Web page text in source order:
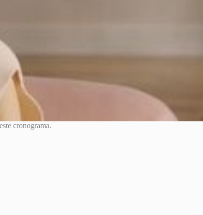
cronograma.